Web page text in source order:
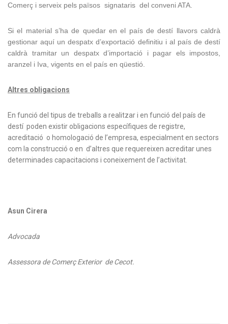
Comerç i serveix pels països signataris del conveni ATA.
Si el material s’ha de quedar en el país de destí llavors caldrà
gestionar aquí un despatx d’exportació definitiu i al país de destí
caldrà tramitar un despatx d’importació i pagar els impostos,
aranzel i Iva, vigents en el país en qüestió.
Altres obligacions
En funció del tipus de treballs a realitzar i en funció del país de
destí poden existir obligacions específiques de registre,
acreditació o homologació de l’empresa, especialment en sectors
com la construcció o en d’altres que requereixen acreditar unes
determinades capacitacions i coneixement de l’activitat.
Asun Cirera
Advocada
Assessora de Comerç Exterior de Cecot.